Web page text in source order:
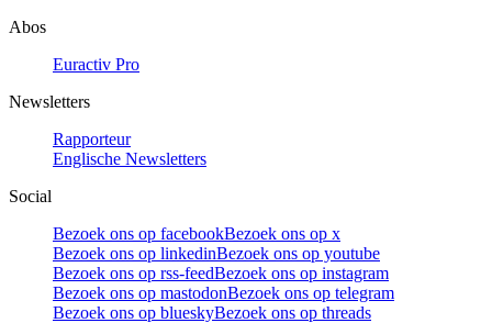
Abos
Euractiv Pro
Newsletters
Rapporteur
Englische Newsletters
Social
Bezoek ons op facebookBezoek ons op x
Bezoek ons op linkedinBezoek ons op youtube
Bezoek ons op rss-feedBezoek ons op instagram
Bezoek ons op mastodonBezoek ons op telegram
Bezoek ons op blueskyBezoek ons op threads